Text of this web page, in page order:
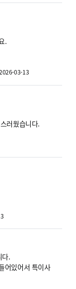
.
03-13
러웠습니다.
다.
어있어서 특이사